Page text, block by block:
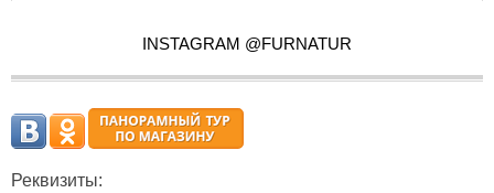
INSTAGRAM @FURNATUR
Реквизиты: